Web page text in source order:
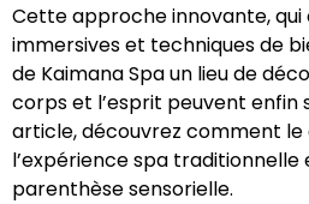
Cette approche innovante,
immersives et techniques de
de Kaimana Spa un lieu de
corps et l’esprit peuvent enfin
article, découvrez comment
l’expérience spa traditionnelle
parenthèse sensorielle.